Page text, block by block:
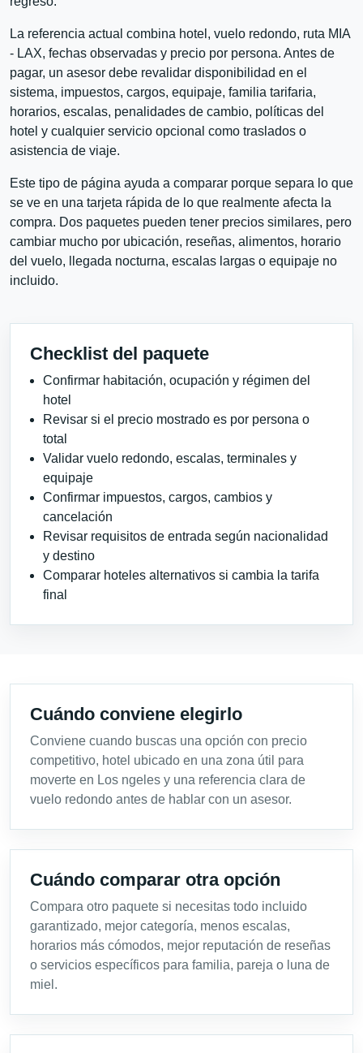
La referencia actual combina hotel, vuelo redondo, ruta MIA
- LAX, fechas observadas y precio por persona. Antes de
pagar, un asesor debe revalidar disponibilidad en el
sistema, impuestos, cargos, equipaje, familia tarifaria,
horarios, escalas, penalidades de cambio, políticas del
hotel y cualquier servicio opcional como traslados o
asistencia de viaje.
Este tipo de página ayuda a comparar porque separa lo que
se ve en una tarjeta rápida de lo que realmente afecta la
compra. Dos paquetes pueden tener precios similares, pero
cambiar mucho por ubicación, reseñas, alimentos, horario
del vuelo, llegada nocturna, escalas largas o equipaje no
incluido.
Checklist del paquete
Confirmar habitación, ocupación y régimen del
hotel
Revisar si el precio mostrado es por persona o
total
Validar vuelo redondo, escalas, terminales y
equipaje
Confirmar impuestos, cargos, cambios y
cancelación
Revisar requisitos de entrada según nacionalidad
y destino
Comparar hoteles alternativos si cambia la tarifa
final
Cuándo conviene elegirlo
Conviene cuando buscas una opción con precio
competitivo, hotel ubicado en una zona útil para
moverte en Los ngeles y una referencia clara de
vuelo redondo antes de hablar con un asesor.
Cuándo comparar otra opción
Compara otro paquete si necesitas todo incluido
garantizado, mejor categoría, menos escalas,
horarios más cómodos, mejor reputación de reseñas
o servicios específicos para familia, pareja o luna de
miel.